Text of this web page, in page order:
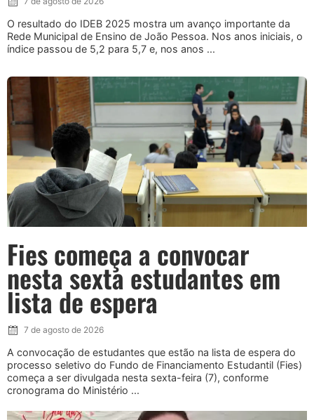
O resultado do IDEB 2025 mostra um avanço importante da
Rede Municipal de Ensino de João Pessoa. Nos anos iniciais, o
índice passou de 5,2 para 5,7 e, nos anos ...
Fies começa a convocar
nesta sexta estudantes em
lista de espera
7 de agosto de 2026
A convocação de estudantes que estão na lista de espera do
processo seletivo do Fundo de Financiamento Estudantil (Fies)
começa a ser divulgada nesta sexta-feira (7), conforme
cronograma do Ministério ...